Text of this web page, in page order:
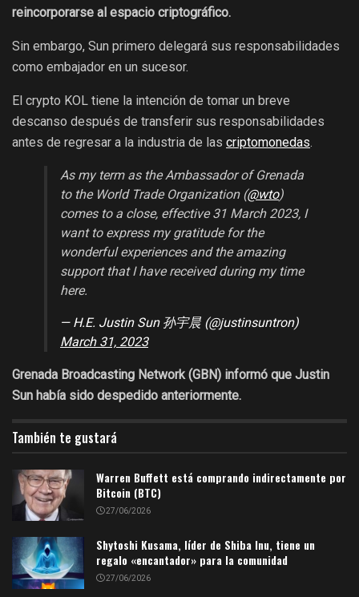
reincorporarse al espacio criptográfico.
Sin embargo, Sun primero delegará sus responsabilidades
como embajador en un sucesor.
El crypto KOL tiene la intención de tomar un breve
descanso después de transferir sus responsabilidades
antes de regresar a la industria de las criptomonedas.
As my term as the Ambassador of Grenada
to the World Trade Organization (@wto)
comes to a close, effective 31 March 2023, I
want to express my gratitude for the
wonderful experiences and the amazing
support that I have received during my time
here.
— H.E. Justin Sun 孙宇晨 (@justinsuntron)
March 31, 2023
Grenada Broadcasting Network (GBN) informó que Justin
Sun había sido despedido anteriormente.
También te gustará
Warren Buffett está comprando indirectamente por
Bitcoin (BTC)
27/06/2026
Shytoshi Kusama, líder de Shiba Inu, tiene un
regalo «encantador» para la comunidad
27/06/2026